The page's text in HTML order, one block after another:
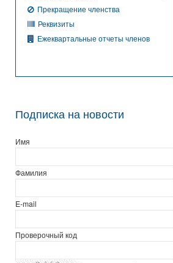
Прекращение членства
Реквизиты
Ежеквартальные отчеты членов
Подписка на новости
Имя
Фамилия
E-mail
Проверочный код